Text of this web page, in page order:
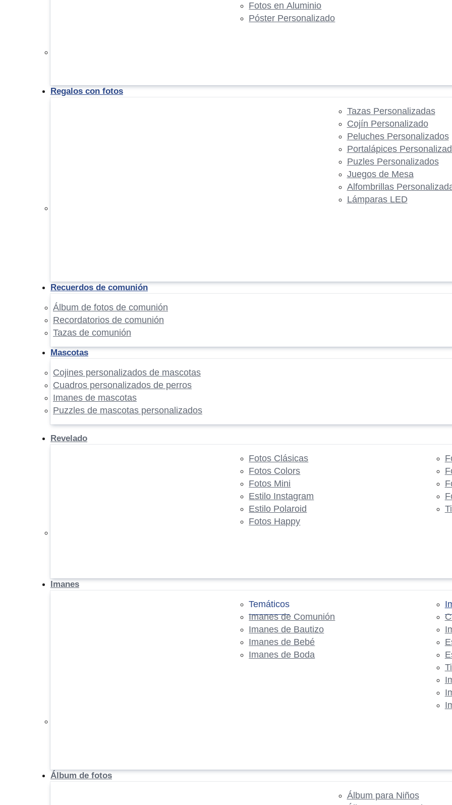
Fotos en Aluminio
Póster Personalizado
Regalos con fotos
Tazas Personalizadas
Cojín Personalizado
Peluches Personalizados
Portalápices
Puzles Personalizados
Juegos de Mesa
Alfombrillas
Lámparas LED
Recuerdos de comunión
Álbum de fotos de comunión
Recordatorios de comunión
Tazas de comunión
Mascotas
Cojines personalizados de mascotas
Cuadros personalizados de perros
Imanes de mascotas
Puzzles de mascotas personalizados
Revelado
Fotos Clásicas
Fotos Colors
Fotos Mini
Estilo Instagram
Estilo Polaroid
Fotos Happy
Imanes
Temáticos
Imanes de Comunión
Imanes de Bautizo
Imanes de Bebé
Imanes de Boda
Álbum de fotos
Álbum para Niños